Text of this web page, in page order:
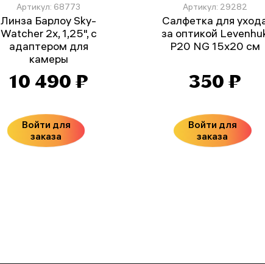
Артикул: 68773
Линза Барлоу Sky-
Watcher 2x, 1,25", с
адаптером для
камеры
10 490 ₽
Войти для
заказа
Артикул: 29282
Салфетка для
за оптикой
P20 NG 15x20 см
350 ₽
Войти для
заказа